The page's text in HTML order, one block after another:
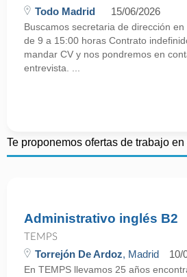
Todo Madrid 15/06/2026
Buscamos secretaria de dirección
de 9 a 15:00 horas Contrato
mandar CV y nos pondremos en
entrevista. ...
Te proponemos ofertas de trabajo en
Administrativo inglés B2
TEMPS
Torrejón De Ardoz, Madrid 10/
En TEMPS llevamos 25 años